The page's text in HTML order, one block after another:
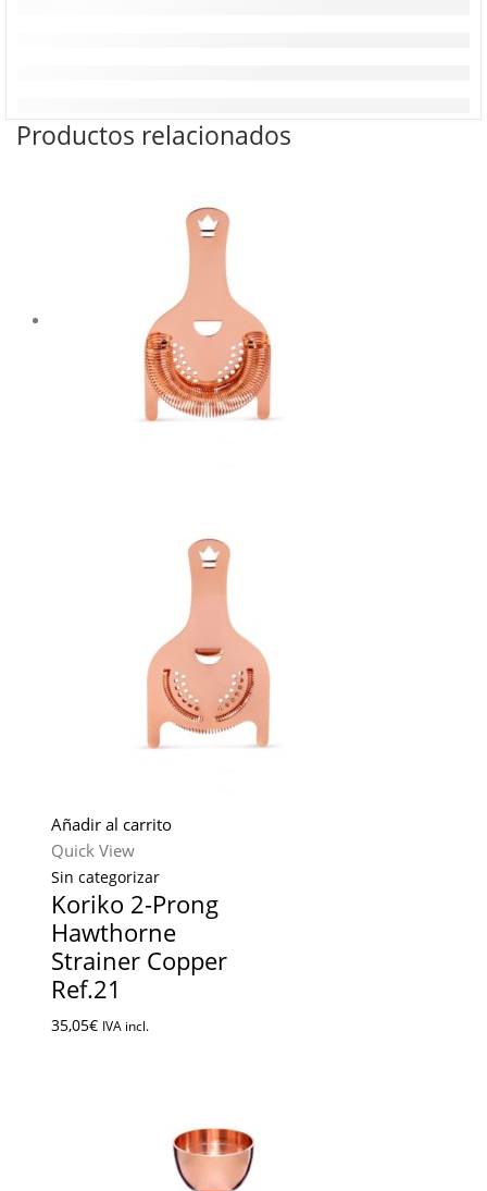
Productos relacionados
Añadir al carrito
Quick View
Sin categorizar
Koriko 2-Prong
Hawthorne
Strainer Copper
Ref.21
35,05€ IVA incl.